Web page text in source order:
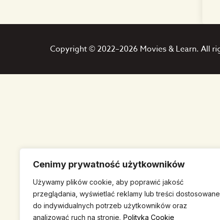
Cenimy prywatność użytkowników
Używamy plików cookie, aby poprawić jakość
przeglądania, wyświetlać reklamy lub treści dostosowane
do indywidualnych potrzeb użytkowników oraz
analizować ruch na stronie. Polityka Cookie
Copyright © 2022–2026 Movies & Learn. All